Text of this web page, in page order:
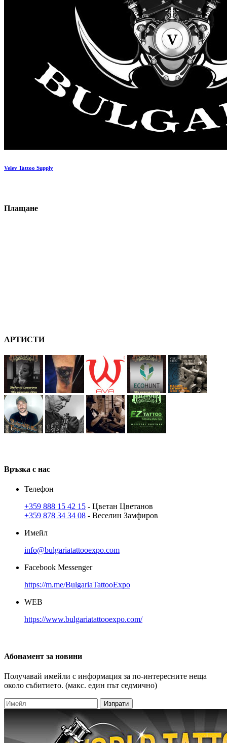
Velev Tattoo Supply
Плащане
АРТИСТИ
Връзка с нас
Телефон
+359 888 15 42 15 - Цветан Цветанов
+359 878 34 34 08 - Веселин Замфиров
Имейл
info@bulgariatattooexpo.com
Facebook Messenger
https://m.me/BulgariaTattooExpo
WEB
https://www.bulgariatattooexpo.com/
Абонамент за новини
Получавай имейли с информация за по-интересните неща
около събитието. (макс. един път седмично)